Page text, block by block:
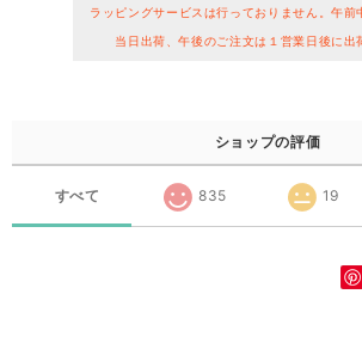
ラッピングサービスは行っておりません。午前
当日出荷、午後のご注文は１営業日後に出
ショップの評価
すべて 835 19